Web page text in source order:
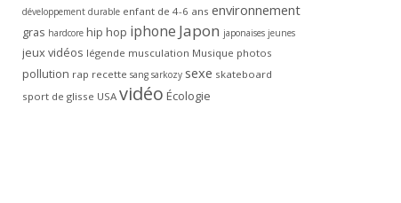
développement durable enfant de 4-6 ans environnement
gras hardcore hip hop iphone Japon japonaises jeunes
jeux vidéos légende musculation Musique photos
pollution rap recette sang sarkozy sexe skateboard
sport de glisse USA vidéo Écologie